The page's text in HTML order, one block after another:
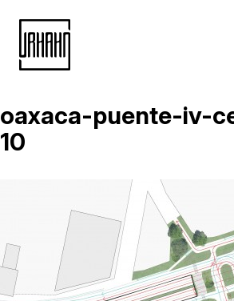
Naar
inhoud
oaxaca-puente-iv-
10